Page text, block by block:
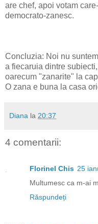
are chef, apoi votam
democrato-zanesc.
Concluzia: Noi nu
a fiecaruia dintre
oarecum "zanarite" la
O zana e buna la casa
Diana la 20:37
4 comentarii:
Florinel Chis 25
Multumesc ca m-ai
Răspundeți